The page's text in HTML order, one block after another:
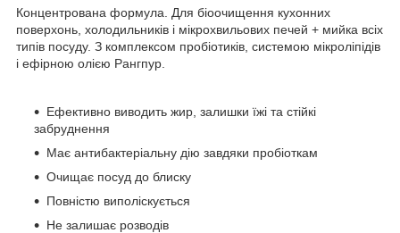
Концентрована формула. Для біоочищення кухонних
поверхонь, холодильників і мікрохвильових печей + мийка всіх
типів посуду. З комплексом пробіотиків, системою мікроліпідів
і ефірною олією Рангпур.
Ефективно виводить жир, залишки їжі та стійкі
забруднення
Має антибактеріальну дію завдяки пробіоткам
Очищає посуд до блиску
Повністю виполіскується
Не залишає розводів